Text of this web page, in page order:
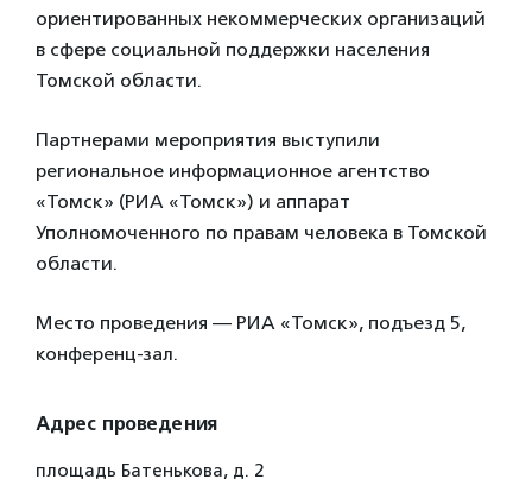
ориентированных некоммерческих организаций
в сфере социальной поддержки населения
Томской области.
Партнерами мероприятия выступили
региональное информационное агентство
«Томск» (РИА «Томск») и аппарат
Уполномоченного по правам человека в Томской
области.
Место проведения — РИА «Томск», подъезд 5,
конференц-зал.
Адрес проведения
площадь Батенькова, д. 2